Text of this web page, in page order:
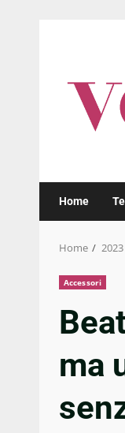
Home
Home 2023
Accessori
ma